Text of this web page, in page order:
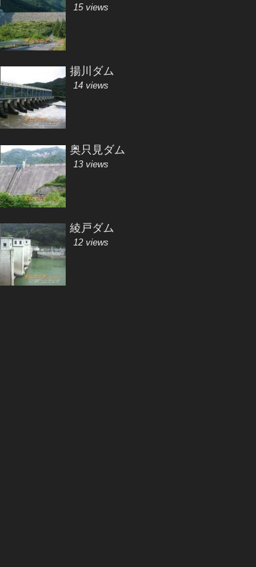
15 views
揚川ダム
14 views
奥只見ダム
13 views
綾戸ダム
12 views